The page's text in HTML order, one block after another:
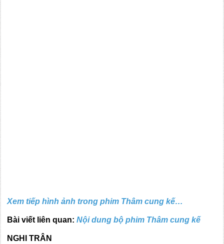
Xem tiếp hình ảnh trong phim Thâm cung kế…
Bài viết liên quan:Nội dung bộ phim Thâm cung kế
NGHI TRÂN